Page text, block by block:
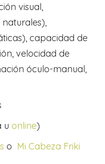
visual,
capacidad de
velocidad de
óculo-manual,
u online)
o Mi Cabeza Friki